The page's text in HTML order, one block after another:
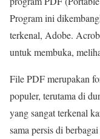
Program ini
terkenal, Adobe.
untuk membuka,
File PDF merupakan
populer, terutama di
yang sangat terkenal
sama persis di